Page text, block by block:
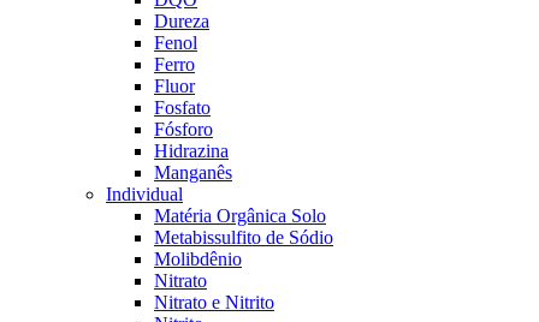
Dureza
Fenol
Ferro
Fluor
Fosfato
Fósforo
Hidrazina
Manganês
Individual
Matéria Orgânica Solo
Metabissulfito de Sódio
Molibdênio
Nitrato
Nitrato e Nitrito